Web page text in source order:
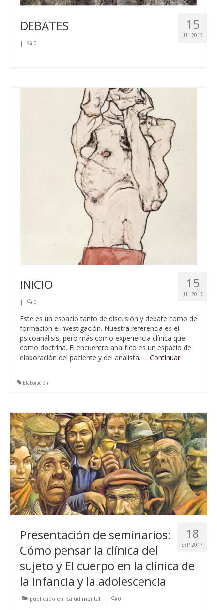
15
JUL 2015
DEBATES
| 0
15
JUL 2015
INICIO
| 0
Este es un espacio tanto de discusión y debate como de
formación e investigación. Nuestra referencia es el
psicoanálisis, pero más como experiencia clínica que
como doctrina. El encuentro analítico es un espacio de
elaboración del paciente y del analista. … Continuar
Elaboración
18
SEP 2017
Presentación de seminarios:
Cómo pensar la clínica del
sujeto y El cuerpo en la clínica de
la infancia y la adolescencia
publicado en: Salud mental | 0